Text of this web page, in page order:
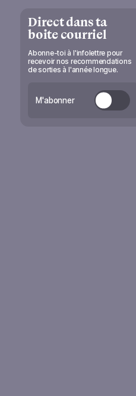
Direct dans ta
boite courriel
Abonne-toi à l'infolettre pour
recevoir nos recommendations
de sorties à l'année longue.
M'abonner